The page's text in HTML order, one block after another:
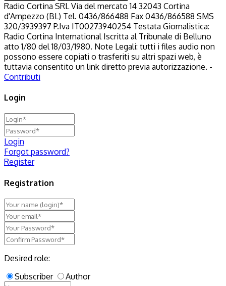
Radio Cortina SRL Via del mercato 14 32043 Cortina
d'Ampezzo (BL) Tel. 0436/866488 Fax 0436/866588 SMS
320/3939397 P.Iva IT00273940254 Testata Giornalistica:
Radio Cortina International Iscritta al Tribunale di Belluno
atto 1/80 del 18/03/1980. Note Legali: tutti i files audio non
possono essere copiati o trasferiti su altri spazi web, è
tuttavia consentito un link diretto previa autorizzazione. -
Contributi
Login
Login
Forgot password?
Register
Registration
Desired role:
Subscriber
Author